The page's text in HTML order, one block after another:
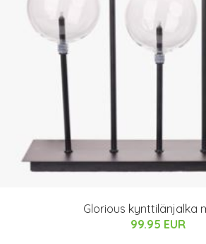
Glorious kynttilänjalka
99.95 EUR